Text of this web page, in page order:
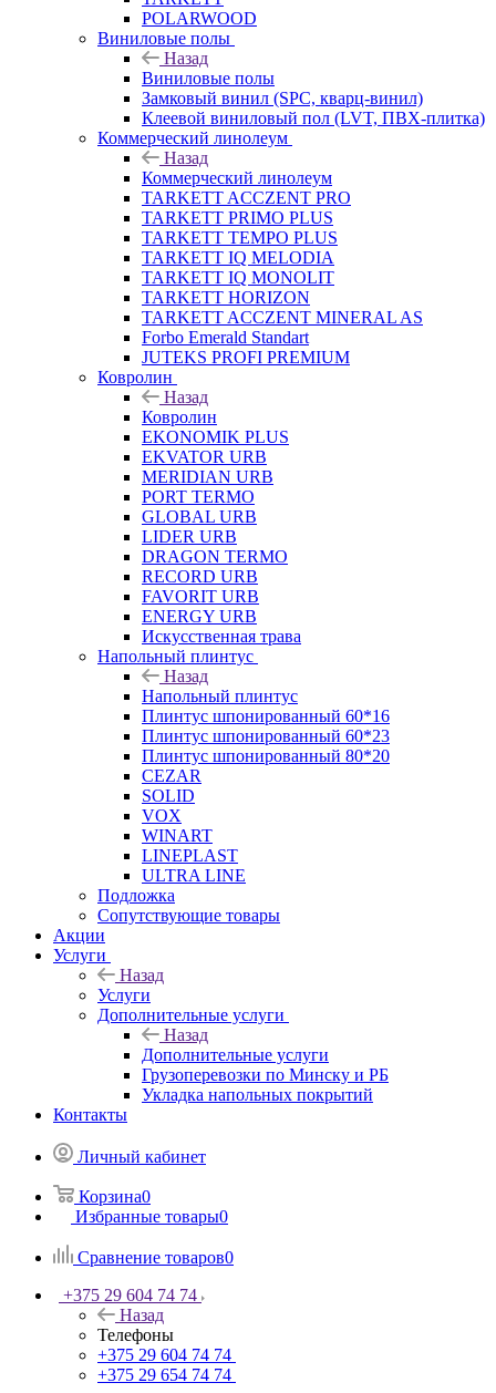
POLARWOOD
Виниловые полы
Назад
Виниловые полы
Замковый винил (SPC, кварц-винил)
Клеевой виниловый пол (LVT, ПВХ-плитка)
Коммерческий линолеум
Назад
Коммерческий линолеум
TARKETT ACCZENT PRO
TARKETT PRIMO PLUS
TARKETT TEMPO PLUS
TARKETT IQ MELODIA
TARKETT IQ MONOLIT
TARKETT HORIZON
TARKETT ACCZENT MINERAL AS
Forbo Emerald Standart
JUTEKS PROFI PREMIUM
Ковролин
Назад
Ковролин
EKONOMIK PLUS
EKVATOR URB
MERIDIAN URB
PORT TERMO
GLOBAL URB
LIDER URB
DRAGON TERMO
RECORD URB
FAVORIT URB
ENERGY URB
Искусственная трава
Напольный плинтус
Назад
Напольный плинтус
Плинтус шпонированный 60*16
Плинтус шпонированный 60*23
Плинтус шпонированный 80*20
CEZAR
SOLID
VOX
WINART
LINEPLAST
ULTRA LINE
Подложка
Сопутствующие товары
Акции
Услуги
Назад
Услуги
Дополнительные услуги
Назад
Дополнительные услуги
Грузоперевозки по Минску и РБ
Укладка напольных покрытий
Контакты
Личный кабинет
Корзина0
Избранные товары0
Сравнение товаров0
+375 29 604 74 74
Назад
Телефоны
+375 29 604 74 74
+375 29 654 74 74